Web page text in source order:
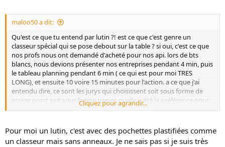
maloo50 a dit:
Qu'est ce que tu entend par lutin ?! est ce que c'est genre un
classeur spécial qui se pose debout sur la table ? si oui, c'est ce que
nos profs nous ont demandé d'acheté pour nos api. lors de bts
blancs, nous devions présenter nos entreprises pendant 4 min, puis
le tableau planning pendant 6 min ( ce qui est pour moi TRES
LONG), et ensuite 10 voire 15 minutes pour l'action. a ce que j'ai
entendu dire, ce sont les jurys qui choisissent soit sous forme de
power point soit sous forme papier. quelle a été la préférence pour
les autres années ? on nous obligé d'imprimer nos actions en 3
beaucoup d'argent perdu pour rien !
Cliquez pour agrandir...
Pour moi un lutin, c'est avec des pochettes plastifiées comme
un classeur mais sans anneaux. Je ne sais pas si je suis très